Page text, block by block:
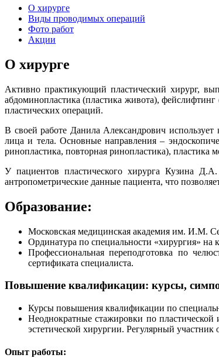
О хирурге
Виды проводимых операций
Фото работ
Акции
О хирурге
Активно практикующий пластический хирург,
абдоминопластика (пластика живота),
пластических операций.
В своей работе Данила Александрович
лица и тела. Основные направления –
ринопластика, повторная ринопластика),
У пациентов пластического хирурга Кузина
антропометрические данные пациента, что
Образование:
Московская медицинская академия им. И.М.
Ординатура по специальности «хирургия»
Профессиональная переподготовка по
сертификата специалиста.
Повышение квалификации: курсы,
Курсы повышения квалификации по
Неоднократные стажировки по
эстетической хирургии. Регулярный
Опыт работы: